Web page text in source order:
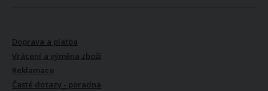
Doprava a platba
Vrácení a výměna zboží
Reklamace
Časté dotazy - poradna